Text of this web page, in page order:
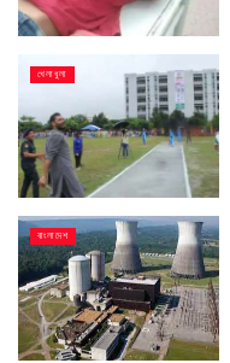
খেলাধুলা
বাংলাদেশ